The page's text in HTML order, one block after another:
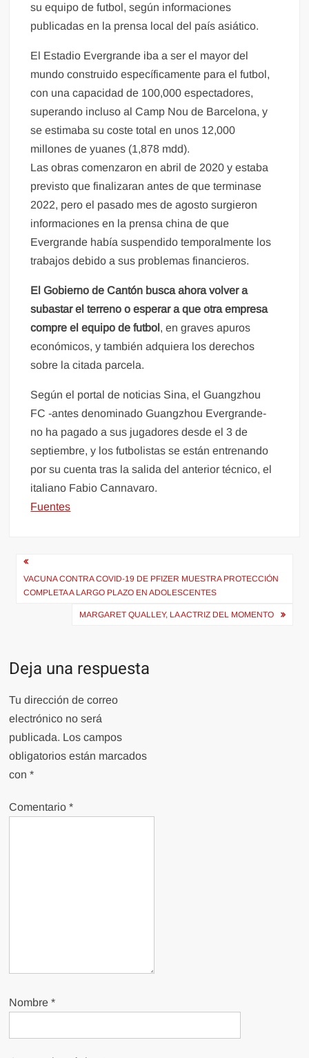
su equipo de futbol, según informaciones
publicadas en la prensa local del país asiático.
El Estadio Evergrande iba a ser el mayor del
mundo construido específicamente para el futbol,
con una capacidad de 100,000 espectadores,
superando incluso al Camp Nou de Barcelona, y
se estimaba su coste total en unos 12,000
millones de yuanes (1,878 mdd).
Las obras comenzaron en abril de 2020 y estaba
previsto que finalizaran antes de que terminase
2022, pero el pasado mes de agosto surgieron
informaciones en la prensa china de que
Evergrande había suspendido temporalmente los
trabajos debido a sus problemas financieros.
El Gobierno de Cantón busca ahora volver a
subastar el terreno o esperar a que otra empresa
compre el equipo de futbol , en graves apuros
económicos, y también adquiera los derechos
sobre la citada parcela.
Según el portal de noticias Sina, el Guangzhou
FC -antes denominado Guangzhou Evergrande-
no ha pagado a sus jugadores desde el 3 de
septiembre, y los futbolistas se están entrenando
por su cuenta tras la salida del anterior técnico, el
italiano Fabio Cannavaro.
Fuentes
Navegación
de
entradas
VACUNA CONTRA COVID-19 DE PFIZER MUESTRA PROTECCIÓN
COMPLETA A LARGO PLAZO EN ADOLESCENTES
MARGARET QUALLEY, LA ACTRIZ DEL MOMENTO
Deja una respuesta
Tu dirección de correo
electrónico no será
publicada. Los campos
obligatorios están marcados
con*
Comentario*
Nombre*